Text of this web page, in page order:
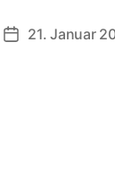
Beitragsdatum
21. Januar